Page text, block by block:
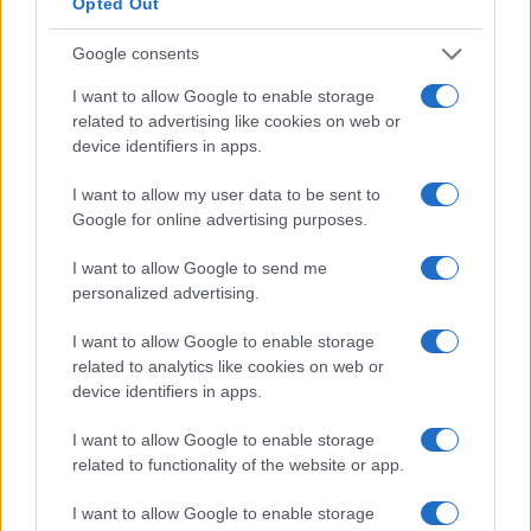
Google consents
I want to allow Google to enable storage
related to advertising like cookies on web or
device identifiers in apps.
I want to allow my user data to be sent to
Google for online advertising purposes.
I want to allow Google to send me
personalized advertising.
I want to allow Google to enable storage
related to analytics like cookies on web or
device identifiers in apps.
I want to allow Google to enable storage
related to functionality of the website or app.
I want to allow Google to enable storage
una volta completata l’istruzione e conseguito il
titolo, viene effettuata una revisione dello stipendio.
Molte persone perseguono l’istruzione superiore
come tattica per passare a un lavoro più retribuito. I
numeri sembrano supportare la teoria. L’aumento
medio della retribuzione durante il cambio di lavoro
di stipendio.
Se puoi permetterti i costi dell’istruzione superiore,
ne vale sicuramente la pena. Dovresti essere in
grado di recuperare i costi in circa un anno circa.
Differenza salariale tipica per istruzione